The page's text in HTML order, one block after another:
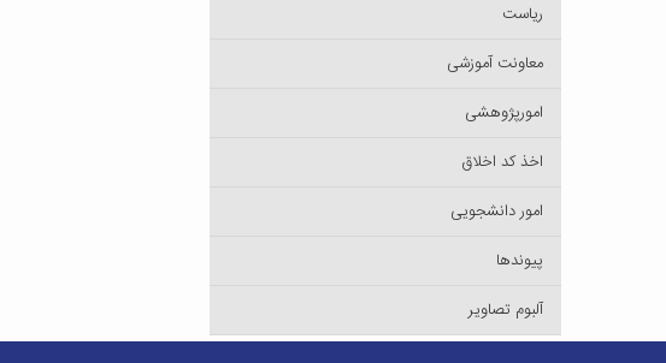
ریاست
معاونت آموزشی
امورپژوهشی
اخذ کد اخلاق
امور دانشجویی
پیوندها
آلبوم تصاویر